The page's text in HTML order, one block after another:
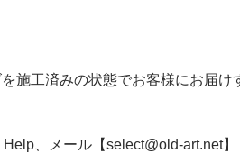
施工済みの状態でお客様にお届け
、メール【select@old-art.net